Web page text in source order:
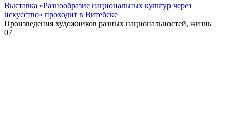
Выставка «Разнообразие национальных культур через
искусство» проходит в Витебске
Произведения художников разных национальностей, жизнь
07